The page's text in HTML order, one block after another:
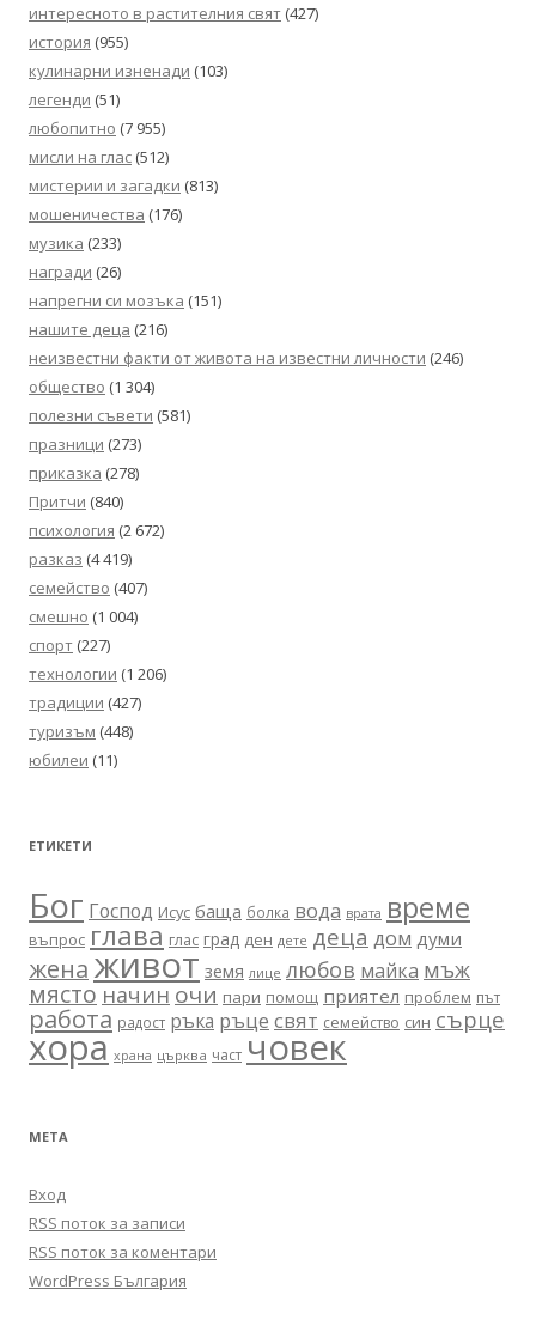
интересното в растителния свят (427)
история (955)
кулинарни изненади (103)
легенди (51)
любопитно (7 955)
мисли на глас (512)
мистерии и загадки (813)
мошеничества (176)
музика (233)
награди (26)
напрегни си мозъка (151)
нашите деца (216)
неизвестни факти от живота на известни личности (246)
общество (1 304)
полезни съвети (581)
празници (273)
приказка (278)
Притчи (840)
психология (2 672)
разказ (4 419)
семейство (407)
смешно (1 004)
спорт (227)
технологии (1 206)
традиции (427)
туризъм (448)
юбилеи (11)
ЕТИКЕТИ
Бог Господ Исус баща болка вода врата време
въпрос глава глас град ден дете деца дом думи
женаживот земя лице любов майка мъж
място начин очи пари помощ приятел проблем път
работа радост ръка ръце свят семейство син сърце
хора храна църква част човек
МЕТА
Вход
RSS поток за записи
RSS поток за коментари
WordPress България